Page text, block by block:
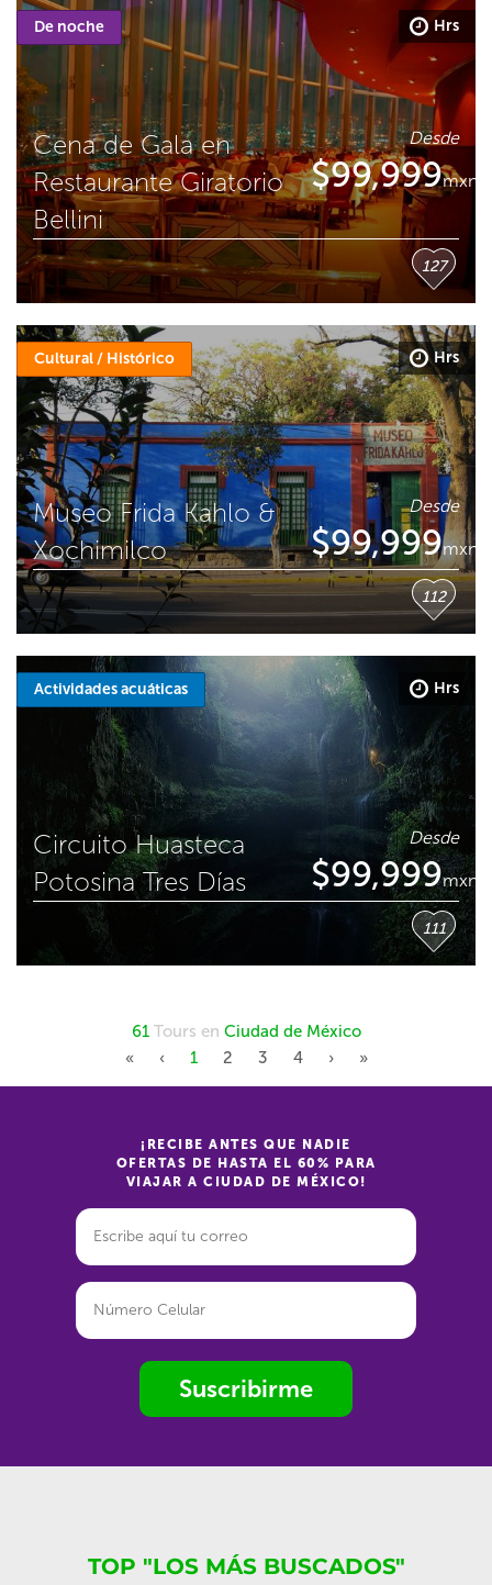
De noche Hrs
Cena de Gala en
Restaurante Giratorio
Bellini
Desde
$99,999mxn
127
Cultural / Histórico Hrs
Museo Frida Kahlo &
Xochimilco
Desde
$99,999mxn
112
Actividades acuáticas Hrs
Circuito Huasteca
Potosina Tres Días
Desde
$99,999mxn
111
61 Tours en Ciudad de México
«First
‹Previous
1 2 3 4 ›Next
»Last
¡RECIBE ANTES QUE NADIE
OFERTAS DE HASTA EL 60% PARA
VIAJAR A CIUDAD DE MÉXICO!
Suscribirme
TOP "LOS MÁS BUSCADOS"